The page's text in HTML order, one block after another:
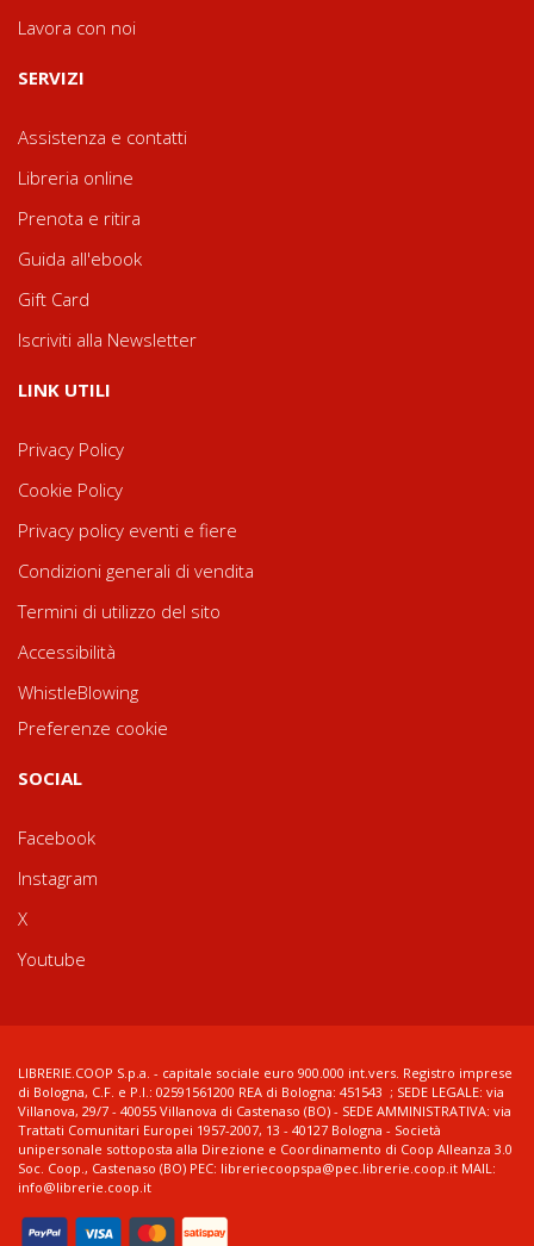
Lavora con noi
SERVIZI
Assistenza e contatti
Libreria online
Prenota e ritira
Guida all'ebook
Gift Card
Iscriviti alla Newsletter
LINK UTILI
Privacy Policy
Cookie Policy
Privacy policy eventi e fiere
Condizioni generali di vendita
Termini di utilizzo del sito
Accessibilità
WhistleBlowing
Preferenze cookie
SOCIAL
Facebook
Instagram
X
Youtube
LIBRERIE.COOP S.p.a. - capitale sociale euro 900.000 int.vers. Registro imprese
di Bologna, C.F. e P.I.: 02591561200 REA di Bologna: 451543 ; SEDE LEGALE: via
Villanova, 29/7 - 40055 Villanova di Castenaso (BO) - SEDE AMMINISTRATIVA: via
Trattati Comunitari Europei 1957-2007, 13 - 40127 Bologna - Società
unipersonale sottoposta alla Direzione e Coordinamento di Coop Alleanza 3.0
Soc. Coop., Castenaso (BO) PEC: libreriecoopspa@pec.librerie.coop.it MAIL:
info@librerie.coop.it